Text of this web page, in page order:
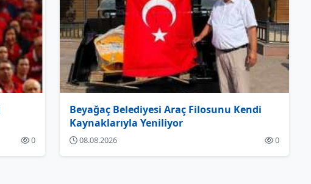
0
Beyağaç Belediyesi Araç Filosunu Kendi
Kaynaklarıyla Yeniliyor
08.08.2026 0